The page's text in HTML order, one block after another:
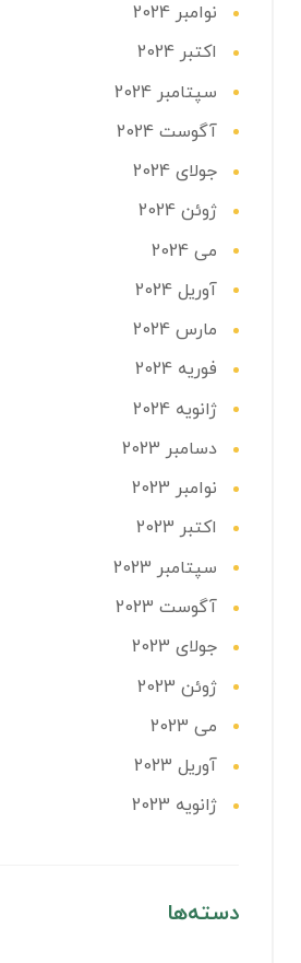
نوامبر 2024
اکتبر 2024
سپتامبر 2024
آگوست 2024
جولای 2024
ژوئن 2024
می 2024
آوریل 2024
مارس 2024
فوریه 2024
ژانویه 2024
دسامبر 2023
نوامبر 2023
اکتبر 2023
سپتامبر 2023
آگوست 2023
جولای 2023
ژوئن 2023
می 2023
آوریل 2023
ژانویه 2023
دسته‌ها